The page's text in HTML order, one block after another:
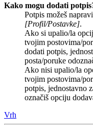
Kako mogu dodati
Potpis možeš
[Profil/Postavke].
Ako si upalio/la
tvojim postovima/
dodati potpis,
posta/poruke
Ako nisi upalio/la
tvojim postovima/
potpis, jednostavno
označiš opciju
Vrh